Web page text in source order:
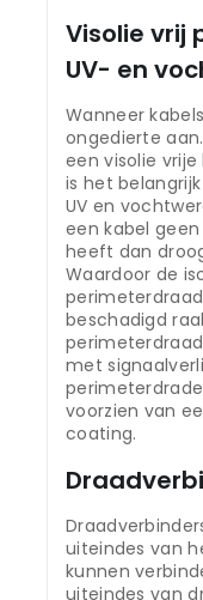
Visolie vrij
UV- en
Wanneer
ongedierte
een visolie
is het
UV en
een kabel
heeft dan
Waardoor de
beschadigd
met
voorzien van
coating.
uiteindes van
kunnen
uiteindes van